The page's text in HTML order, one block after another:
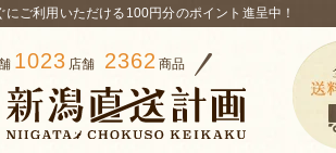
にご利用いただける100円分のポイント進呈中！
1023 店舗 2362 商品